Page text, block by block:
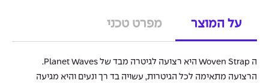
על המוצר מפרט טכני
ה Woven Strap היא רצועה לגיטרה מבד של Planet Waves.
הרצועה מתאימה לכל הגיטרות, עשויה בד רך ונעים והיא מגיעה